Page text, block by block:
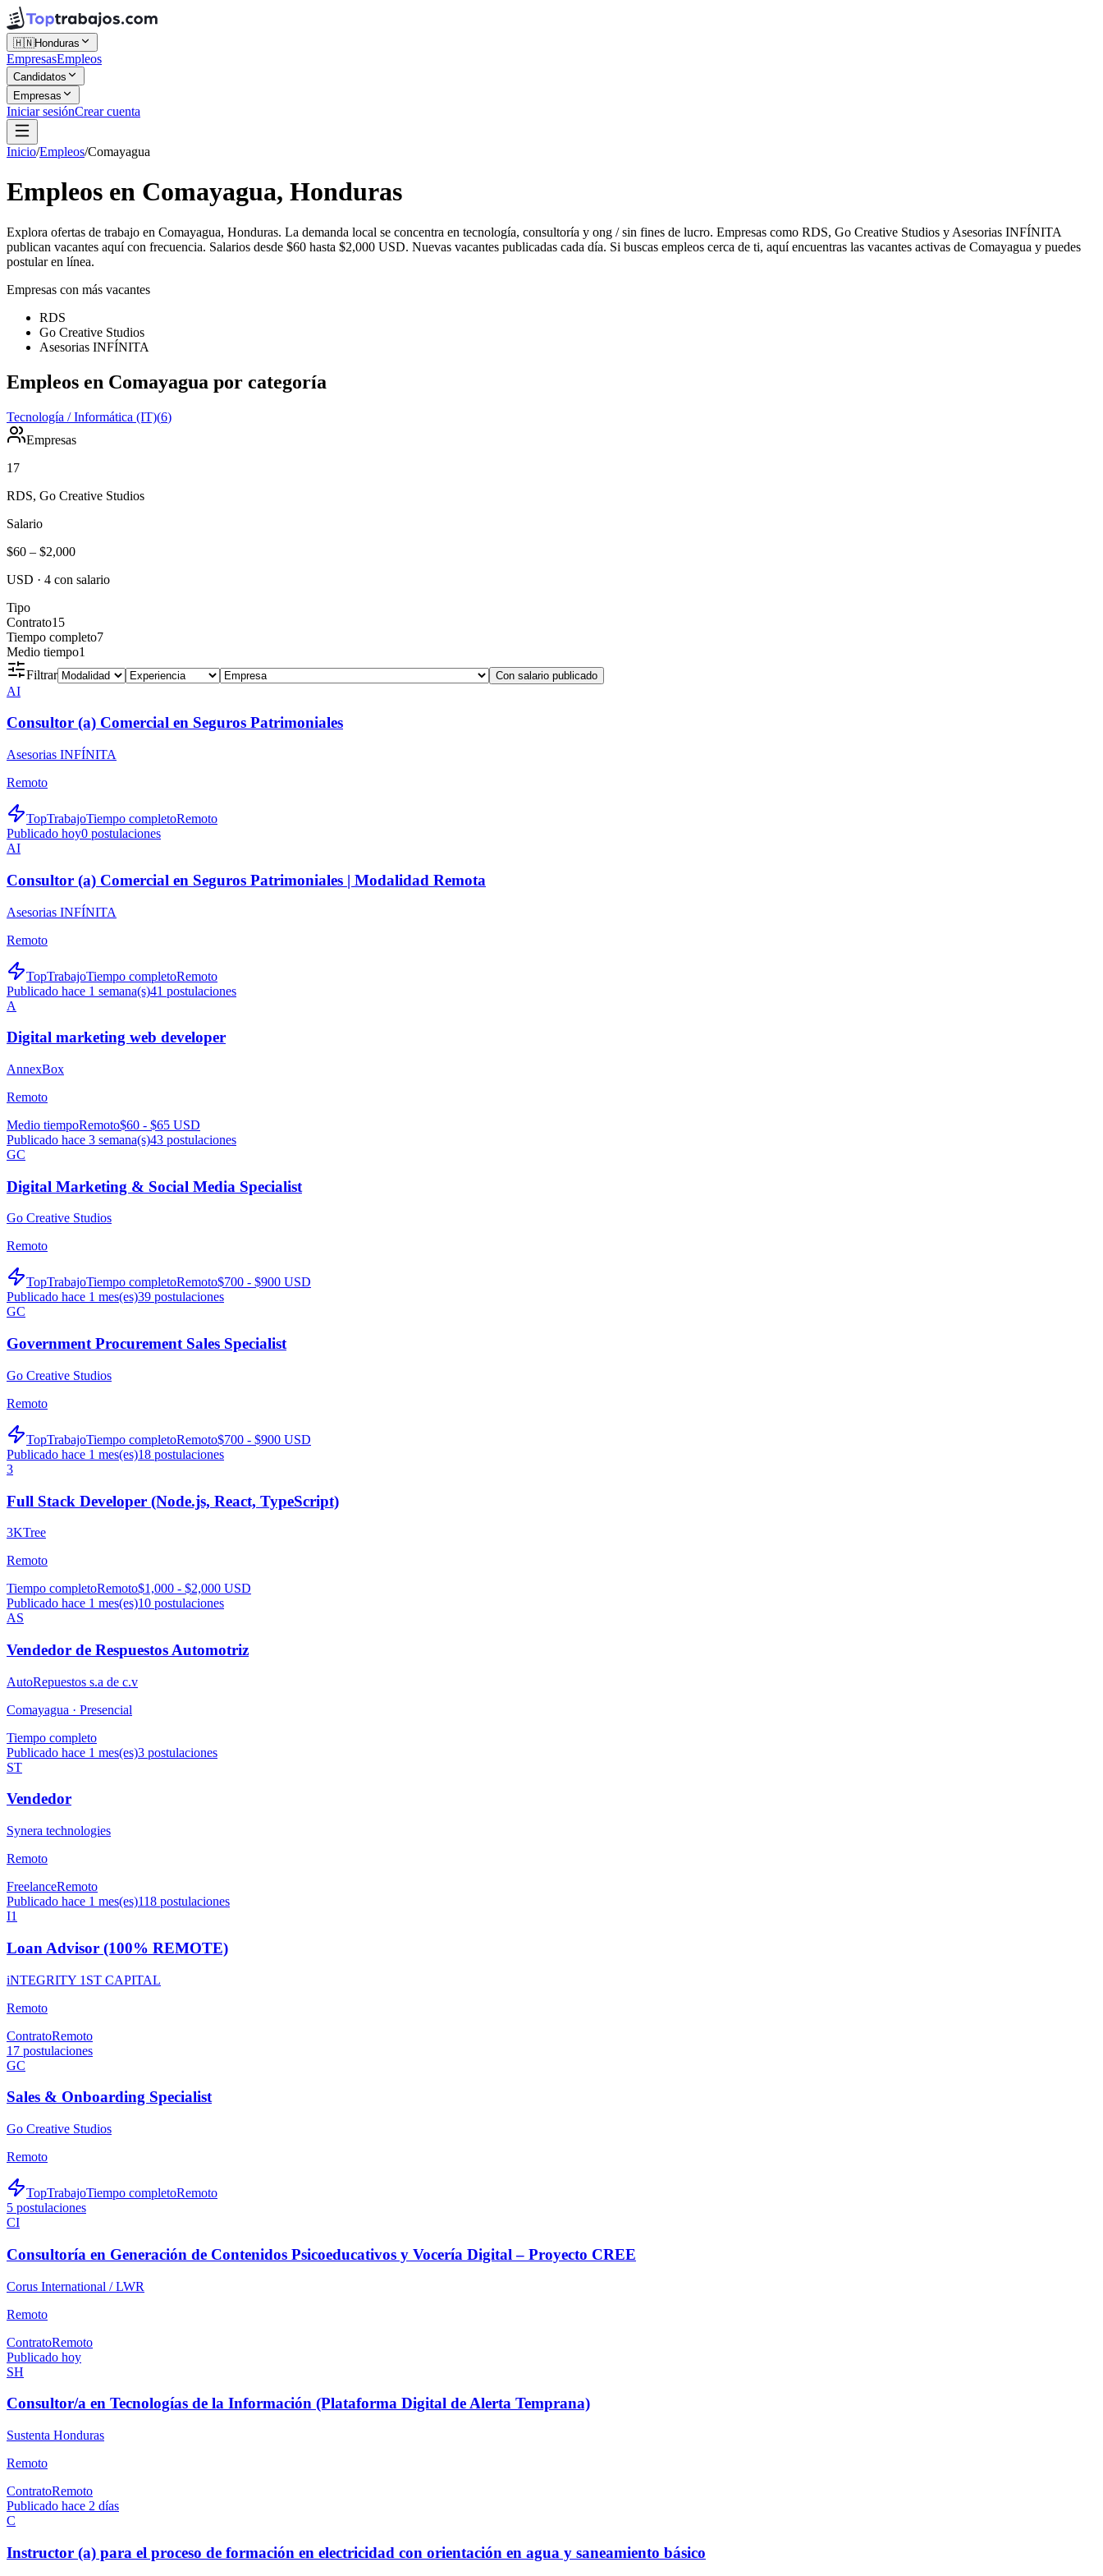
🇭🇳Honduras
EmpresasEmpleos
Candidatos
Empresas
Iniciar sesiónCrear cuenta
Inicio/Empleos/Comayagua
Empleos en Comayagua, Honduras
Explora ofertas de trabajo en Comayagua, Honduras. La demanda local se concentra en tecnología, consultoría y ong / sin fines de lucro. Empresas como RDS, Go Creative Studios y Asesorias INFÍNITA
publican vacantes aquí con frecuencia. Salarios desde $60 hasta $2,000 USD. Nuevas vacantes publicadas cada día. Si buscas empleos cerca de ti, aquí encuentras las vacantes activas de Comayagua y puedes
postular en línea.
Empresas con más vacantes
RDS
Go Creative Studios
Asesorias INFÍNITA
Empleos en Comayagua por categoría
Tecnología / Informática (IT)(6)
Empresas
17
RDS, Go Creative Studios
Salario
$60 – $2,000
USD · 4 con salario
Tipo
Contrato15
Tiempo completo7
Medio tiempo1
Filtrar
Con salario publicado
AI
Consultor (a) Comercial en Seguros Patrimoniales
Asesorias INFÍNITA
Remoto
TopTrabajoTiempo completoRemoto
Publicado hoy0 postulaciones
AI
Consultor (a) Comercial en Seguros Patrimoniales | Modalidad Remota
Asesorias INFÍNITA
Remoto
TopTrabajoTiempo completoRemoto
Publicado hace 1 semana(s)41 postulaciones
A
Digital marketing web developer
AnnexBox
Remoto
Medio tiempoRemoto$60 - $65 USD
Publicado hace 3 semana(s)43 postulaciones
GC
Digital Marketing & Social Media Specialist
Go Creative Studios
Remoto
TopTrabajoTiempo completoRemoto$700 - $900 USD
Publicado hace 1 mes(es)39 postulaciones
GC
Government Procurement Sales Specialist
Go Creative Studios
Remoto
TopTrabajoTiempo completoRemoto$700 - $900 USD
Publicado hace 1 mes(es)18 postulaciones
3
Full Stack Developer (Node.js, React, TypeScript)
3KTree
Remoto
Tiempo completoRemoto$1,000 - $2,000 USD
Publicado hace 1 mes(es)10 postulaciones
AS
Vendedor de Respuestos Automotriz
AutoRepuestos s.a de c.v
Comayagua · Presencial
Tiempo completo
Publicado hace 1 mes(es)3 postulaciones
ST
Vendedor
Synera technologies
Remoto
FreelanceRemoto
Publicado hace 1 mes(es)118 postulaciones
I1
Loan Advisor (100% REMOTE)
iNTEGRITY 1ST CAPITAL
Remoto
ContratoRemoto
17 postulaciones
GC
Sales & Onboarding Specialist
Go Creative Studios
Remoto
TopTrabajoTiempo completoRemoto
5 postulaciones
CI
Consultoría en Generación de Contenidos Psicoeducativos y Vocería Digital – Proyecto CREE
Corus International / LWR
Remoto
ContratoRemoto
Publicado hoy
SH
Consultor/a en Tecnologías de la Información (Plataforma Digital de Alerta Temprana)
Sustenta Honduras
Remoto
ContratoRemoto
Publicado hace 2 días
C
Instructor (a) para el proceso de formación en electricidad con orientación en agua y saneamiento básico